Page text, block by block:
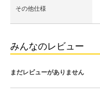
その他仕様
みんなのレビュー
まだレビューがありません